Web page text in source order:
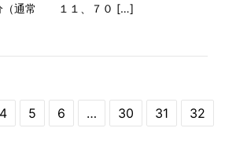
（通常 １１、７０ […]
4 5 6 … 30 31
32